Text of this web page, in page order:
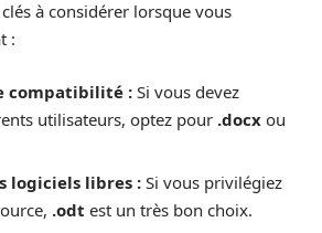
à considérer lorsque vous
:
compatibilité : Si vous devez
utilisateurs, optez pour .docx ou
logiciels libres : Si vous privilégiez
.odt est un très bon choix.